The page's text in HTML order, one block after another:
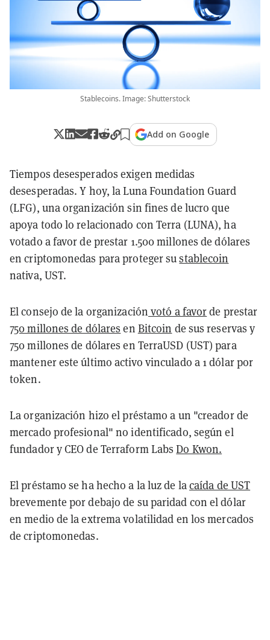
Stablecoins. Image: Shutterstock
Add on Google
Tiempos desesperados exigen medidas
desesperadas. Y hoy, la Luna Foundation Guard
(LFG), una organización sin fines de lucro que
apoya todo lo relacionado con Terra (LUNA), ha
votado a favor de prestar 1.500 millones de dólares
en criptomonedas para proteger sustablecoin
nativa, UST.
El consejo de la organización votó a favorde prestar
750 millones de dólares en Bitcoin de sus reservas y
750 millones de dólares en TerraUSD (UST) para
mantener este último activo vinculado a 1 dólar por
token.
La organización hizo el préstamo a un "creador de
mercado profesional" no identificado, según el
fundador y CEO de Terraform LabsDo Kwon.
El préstamo se ha hecho a la luz de lacaída de UST
brevemente por debajo de su paridad con el dólar
en medio de la extrema volatilidad en los mercados
de criptomonedas.